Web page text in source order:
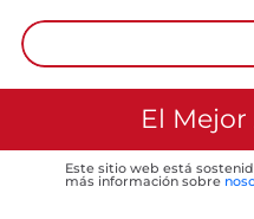
El
Este sitio web está
más información sobre